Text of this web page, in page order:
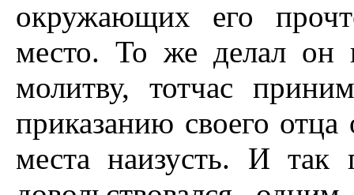
окружающих его
место. То же делал он
молитву, тотчас
приказанию своего
места наизусть. И так